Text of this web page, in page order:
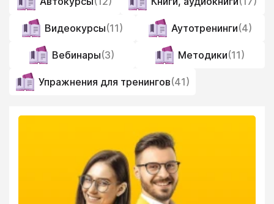
Видеокурсы(11) Аутотренинги(4)
Вебинары(3) Методики(11)
Упражнения для тренингов(41)